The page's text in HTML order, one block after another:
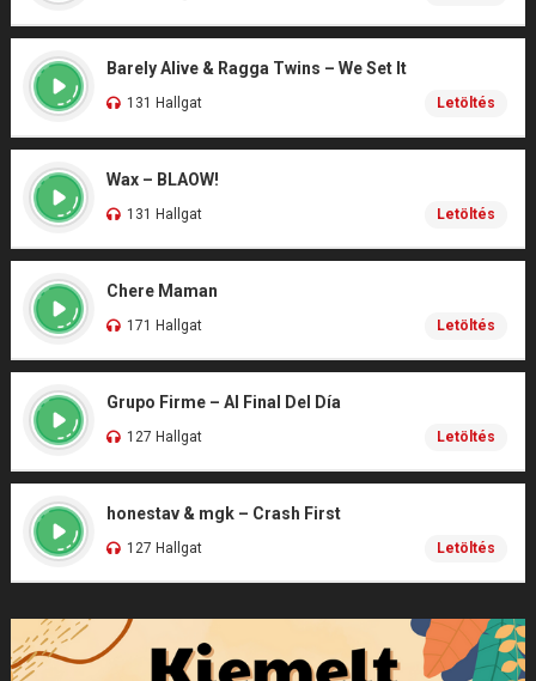
Barely Alive & Ragga Twins – We Set It
131 Hallgat Letöltés
Wax – BLAOW!
131 Hallgat Letöltés
Chere Maman
171 Hallgat Letöltés
Grupo Firme – Al Final Del Día
127 Hallgat Letöltés
honestav & mgk – Crash First
127 Hallgat Letöltés